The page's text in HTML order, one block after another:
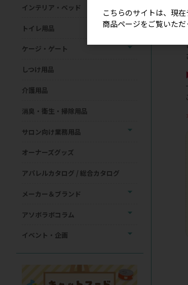
インテリア・ベッド
トイレ用品
ケージ・ゲート
しつけ用品
介護用品
消臭・衛生・掃除用品
サロン向け業務用品
オーナーズグッズ
アパレルカタログ / 総合カタログ
メーカー＆ブランド
アソボラボコラム
イベント・企画
こちらのサイトは、現在
商品ページをご覧いた